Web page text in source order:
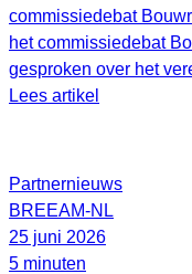
commissiedebat
het commissiedebat
gesproken over het
Lees artikel
Partnernieuws
BREEAM-NL
25 juni 2026
5 minuten